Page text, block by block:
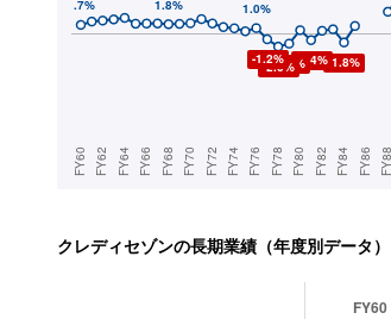
クレディセゾンの長期業績（年度別データ）
FY60